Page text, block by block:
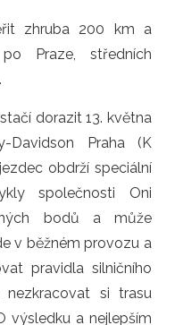
zhruba 200 km a
Praze, středních
dorazit 13. května
Davidson Praha (K
obdrží speciální
společnosti Oni
bodů a může
v běžném provozu a
pravidla silničního
si trasu
výsledku a nejlepším